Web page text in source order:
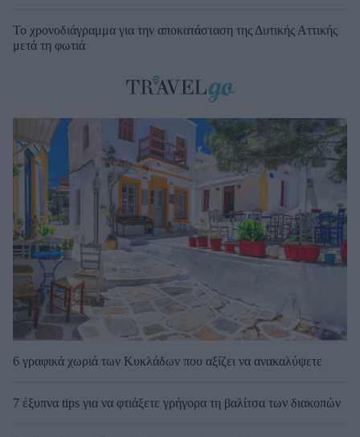
Το χρονοδιάγραμμα για την αποκατάσταση της Δυτικής Αττικής
μετά τη φωτιά
6 γραφικά χωριά των Κυκλάδων που αξίζει να ανακαλύψετε
7 έξυπνα tips για να φτιάξετε γρήγορα τη βαλίτσα των διακοπών